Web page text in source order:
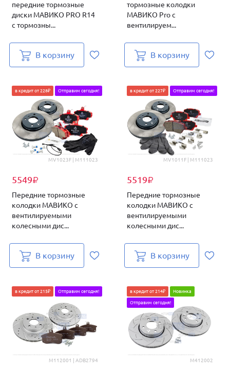
передние тормозные
диски МАВИКО PRO R14
с тормозны...
В корзину
тормозные колодки
МАВИКО Pro с
вентилируем...
В корзину
MV1023F | M111023
5549₽
в кредит от 228₽ Отправим сегодня!
Передние тормозные
колодки МАВИКО с
вентилируемыми
колесными дис...
В корзину
MV1011F | M111023
5519₽
в кредит от 227₽ Отправим сегодня!
Передние тормозные
колодки МАВИКО с
вентилируемыми
колесными дис...
В корзину
M112001 | ADB2794
в кредит от 215₽ Отправим сегодня!
M412002
в кредит от 214₽ Новинка
Отправим сегодня!